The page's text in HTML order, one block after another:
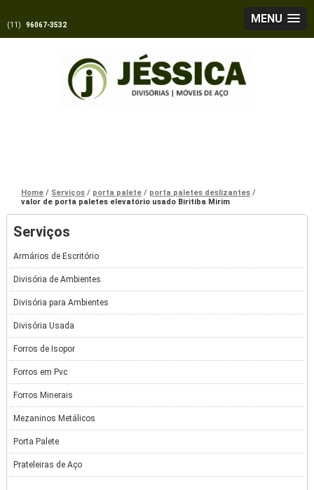
MENU
(11) 96067-3532
Home Serviços porta palete
porta paletes deslizantes
valor de porta paletes elevatório usado Biritiba Mirim
Serviços
Armários de Escritório
Divisória de Ambientes
Divisória para Ambientes
Divisória Usada
Forros de Isopor
Forros em Pvc
Forros Minerais
Mezaninos Metálicos
Porta Palete
Prateleiras de Aço